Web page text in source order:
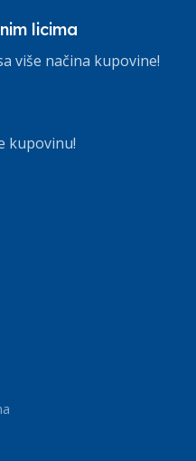
licima
više načina kupovine!
kupovinu!